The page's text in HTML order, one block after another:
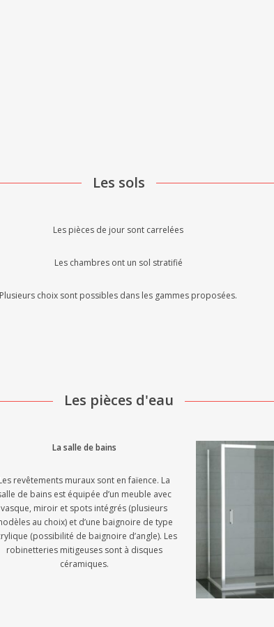
Les sols
Les pièces de jour sont carrelées
Les chambres ont un sol stratifié
Plusieurs choix sont possibles dans les gammes proposées.
Les pièces d'eau
La salle de bains
revêtements muraux sont en faïence. La
de bains est équipée d’un meuble avec
vasque, miroir et spots intégrés (plusieurs
au choix) et d’une baignoire de type
(possibilité de baignoire d’angle). Les
robinetteries mitigeuses sont à disques
céramiques.